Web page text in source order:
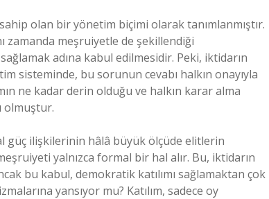
olan bir yönetim biçimi olarak tanımlanmıştır.
zamanda meşruiyetle de şekillendiği
adına kabul edilmesidir. Peki, iktidarın
sisteminde, bu sorunun cevabı halkın onayıyla
ne kadar derin olduğu ve halkın karar alma
olmuştur.
güç ilişkilerinin hâlâ büyük ölçüde elitlerin
yalnızca formal bir hal alır. Bu, iktidarın
bu kabul, demokratik katılımı sağlamaktan çok
yansıyor mu? Katılım, sadece oy